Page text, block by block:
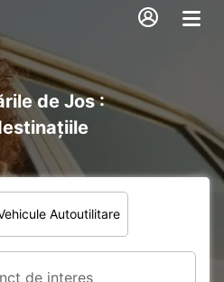
de Jos :
Autoutilitare